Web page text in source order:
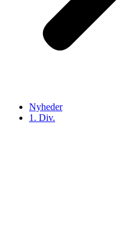
Nyheder
1. Div.